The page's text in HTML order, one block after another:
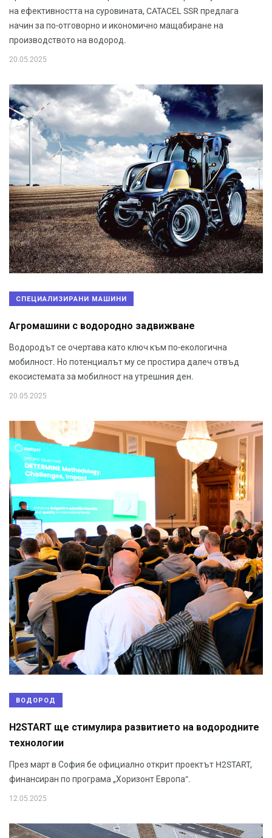
на ефективността на суровината, CATACEL SSR предлага
начин за по-отговорно и икономично мащабиране на
производството на водород.
20.05.2025
СПЕЦИАЛИЗИРАНИ МАШИНИ
Агромашини с водородно задвижване
Водородът се очертава като ключ към по-екологична
мобилност. Но потенциалът му се простира далеч отвъд
екосистемата за мобилност на утрешния ден.
20.05.2025
ВОДОРОД
H2START ще стимулира развитието на водородните
технологии
През март в София бе официално открит проектът H2START,
финансиран по програма „Хоризонт Европа“.
12.05.2025